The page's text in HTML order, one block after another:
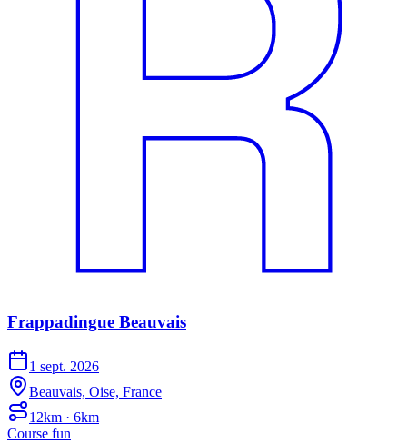
Frappadingue Beauvais
1 sept. 2026
Beauvais, Oise, France
12km · 6km
Course fun